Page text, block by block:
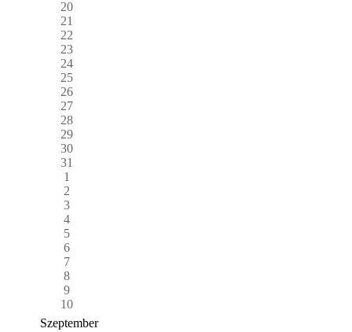
20
21
22
23
24
25
26
27
28
29
30
31
1
2
3
4
5
6
7
8
9
10
Szeptember